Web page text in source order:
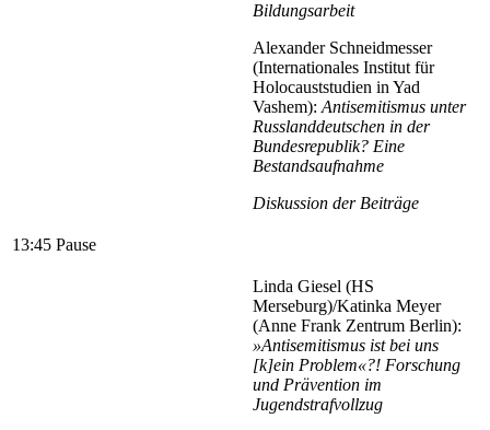
Bildungsarbeit
Alexander Schneidmesser
(Internationales Institut für
Holocauststudien in Yad
Vashem): Antisemitismus unter
Russlanddeutschen in der
Bundesrepublik? Eine
Bestandsaufnahme
Diskussion der Beiträge
13:45 Pause
Linda Giesel (HS
Merseburg)/Katinka Meyer
(Anne Frank Zentrum Berlin):
»Antisemitismus ist bei uns
[k]ein Problem«?! Forschung
und Prävention im
Jugendstrafvollzug